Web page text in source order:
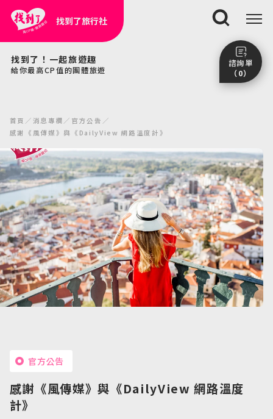
找到了旅行社
找到了！一起旅遊趣
給你最高CP值的團體旅遊
搜尋
諮詢單
（0）
前往諮詢單頁面
首頁 消息專欄
官方公告
感謝《風傳媒》與《DailyView 網路溫度計》
官方公告
感謝《風傳媒》與《DailyView 網路溫度
計》